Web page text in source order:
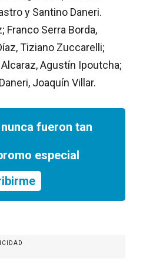
y Santino Daneri.
Franco Serra Borda,
Tiziano Zuccarelli;
Agustín Ipoutcha;
Joaquín Villar.
fueron tan
especial